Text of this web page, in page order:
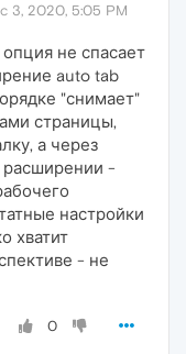
3, 2020, 5:05 PM
не спасает
auto tab
"снимает"
страницы,
а через
расширении -
настройки
хватит
- не
0